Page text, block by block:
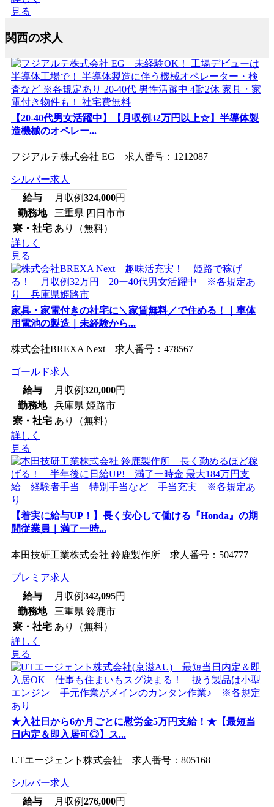
見る
関西の求人
【20-40代男女活躍中】【月収例32万円以上☆】半導体製
造機械のオペレー...
フジアルテ株式会社 EG 求人番号：1212087
シルバー求人
給与
月収例324,000円
勤務地
三重県 四日市市
寮・社宅 あり（無料）
詳しく
見る
家具・家電付きの社宅に＼家賃無料／で住める！｜車体
用電池の製造｜未経験から...
株式会社BREXA Next 求人番号：478567
ゴールド求人
給与
月収例320,000円
勤務地
兵庫県 姫路市
寮・社宅 あり（無料）
詳しく
見る
【着実に給与UP！】長く安心して働ける『Honda』の期
間従業員｜満了一時...
本田技研工業株式会社 鈴鹿製作所 求人番号：504777
プレミア求人
給与
月収例342,095円
勤務地
三重県 鈴鹿市
寮・社宅 あり（無料）
詳しく
見る
★入社日から6か月ごとに慰労金5万円支給！★【最短当
日内定＆即入居可◎】ス...
UTエージェント株式会社 求人番号：805168
シルバー求人
給与
月収例276,000円